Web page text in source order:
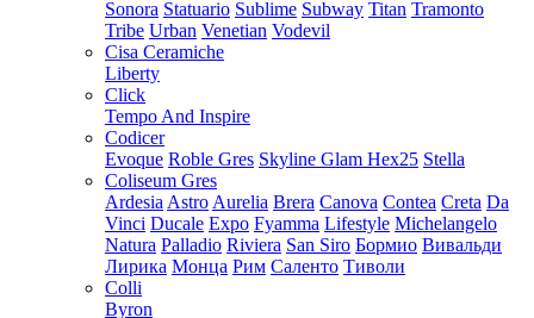
Sonora Statuario Sublime Subway Titan Tramonto
Tribe Urban Venetian Vodevil
Cisa Ceramiche
Liberty
Click
Tempo And Inspire
Codicer
Evoque Roble Gres Skyline Glam Hex25 Stella
Coliseum Gres
Ardesia Astro Aurelia Brera Canova Contea Creta Da
Vinci Ducale Expo Fyamma Lifestyle Michelangelo
Natura Palladio Riviera San Siro Бормио Вивальди
Лирика Монца Рим Саленто Тиволи
Colli
Byron